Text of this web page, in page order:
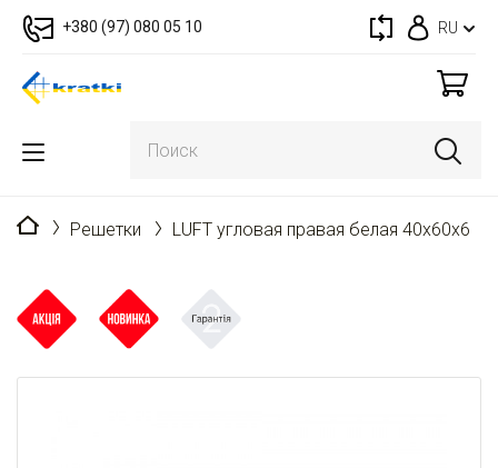
+380 (97) 080 05 10 RU
Главная
Решетки LUFT угловая правая белая 40x60x6